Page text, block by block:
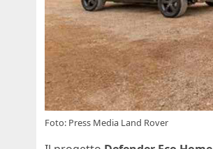
Foto: Press Media Land Rover